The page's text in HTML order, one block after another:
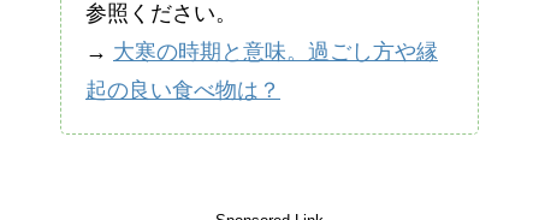
参照ください。
→ 大寒の時期と意味。過ごし方や縁
起の良い食べ物は？